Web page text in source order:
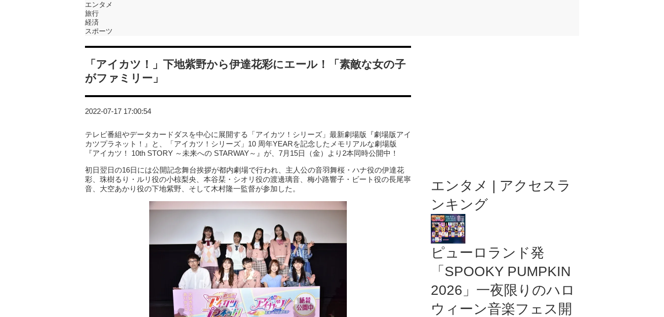
エンタメ
旅行
経済
スポーツ
「アイカツ！」下地紫野から伊達花彩にエール！「素敵な女の子
がファミリー」
2022-07-17 17:00:54
テレビ番組やデータカードダスを中心に展開する「アイカツ！シリーズ」最新劇場版『劇場版アイ
カツプラネット！』と、「アイカツ！シリーズ」10 周年YEARを記念したメモリアルな劇場版
『アイカツ！ 10th STORY ～未来への STARWAY～』が、7月15日（金）より2本同時公開中！
初日翌日の16日には公開記念舞台挨拶が都内劇場で行われ、主人公の音羽舞桜・ハナ役の伊達花
彩、珠樹るり・ルリ役の小椋梨央、本谷栞・シオリ役の渡邊璃音、梅小路響子・ビート役の長尾寧
音、大空あかり役の下地紫野、そして木村隆一監督が参加した。
エンタメ | アクセスラ
ンキング
ピューロランド発
「SPOOKY PUMPKIN
2026」一夜限りのハロ
ウィーン音楽フェス開